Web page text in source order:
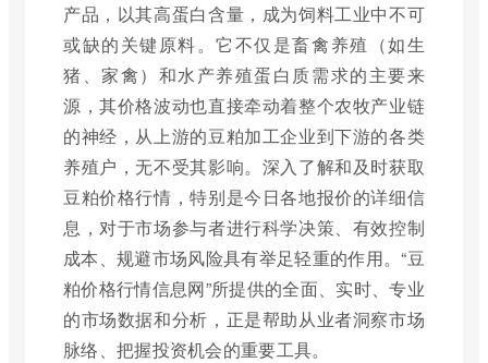
产品，以其高蛋白含量，成为饲料工业中不可
或缺的关键原料。它不仅是畜禽养殖（如生
猪、家禽）和水产养殖蛋白质需求的主要来
源，其价格波动也直接牵动着整个农牧产业链
的神经，从上游的豆粕加工企业到下游的各类
养殖户，无不受其影响。深入了解和及时获取
豆粕价格行情，特别是今日各地报价的详细信
息，对于市场参与者进行科学决策、有效控制
成本、规避市场风险具有举足轻重的作用。“豆
粕价格行情信息网”所提供的全面、实时、专业
的市场数据和分析，正是帮助从业者洞察市场
脉络、把握投资机会的重要工具。